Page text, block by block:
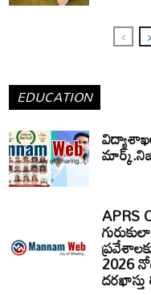
EDUCATION
APRS
2026